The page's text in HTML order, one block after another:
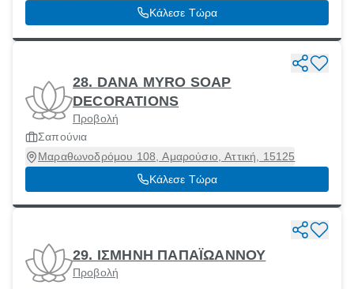
Κάλεσε Τώρα
28. DANA MYRO SOAP
DECORATIONS
Προβολή
Σαπούνια
Μαραθωνοδρόμου 108, Αμαρούσιο, Αττική, 15125
Κάλεσε Τώρα
29. ΙΣΜΗΝΗ ΠΑΠΑΪΩΑΝΝΟΥ
Προβολή